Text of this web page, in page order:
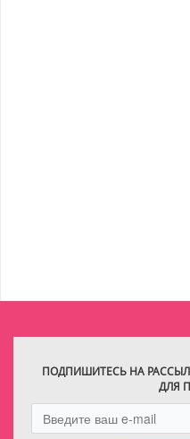
ПОДПИШИТЕСЬ НА
ДЛЯ